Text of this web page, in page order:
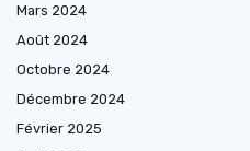
Mars 2024
Août 2024
Octobre 2024
Décembre 2024
Février 2025